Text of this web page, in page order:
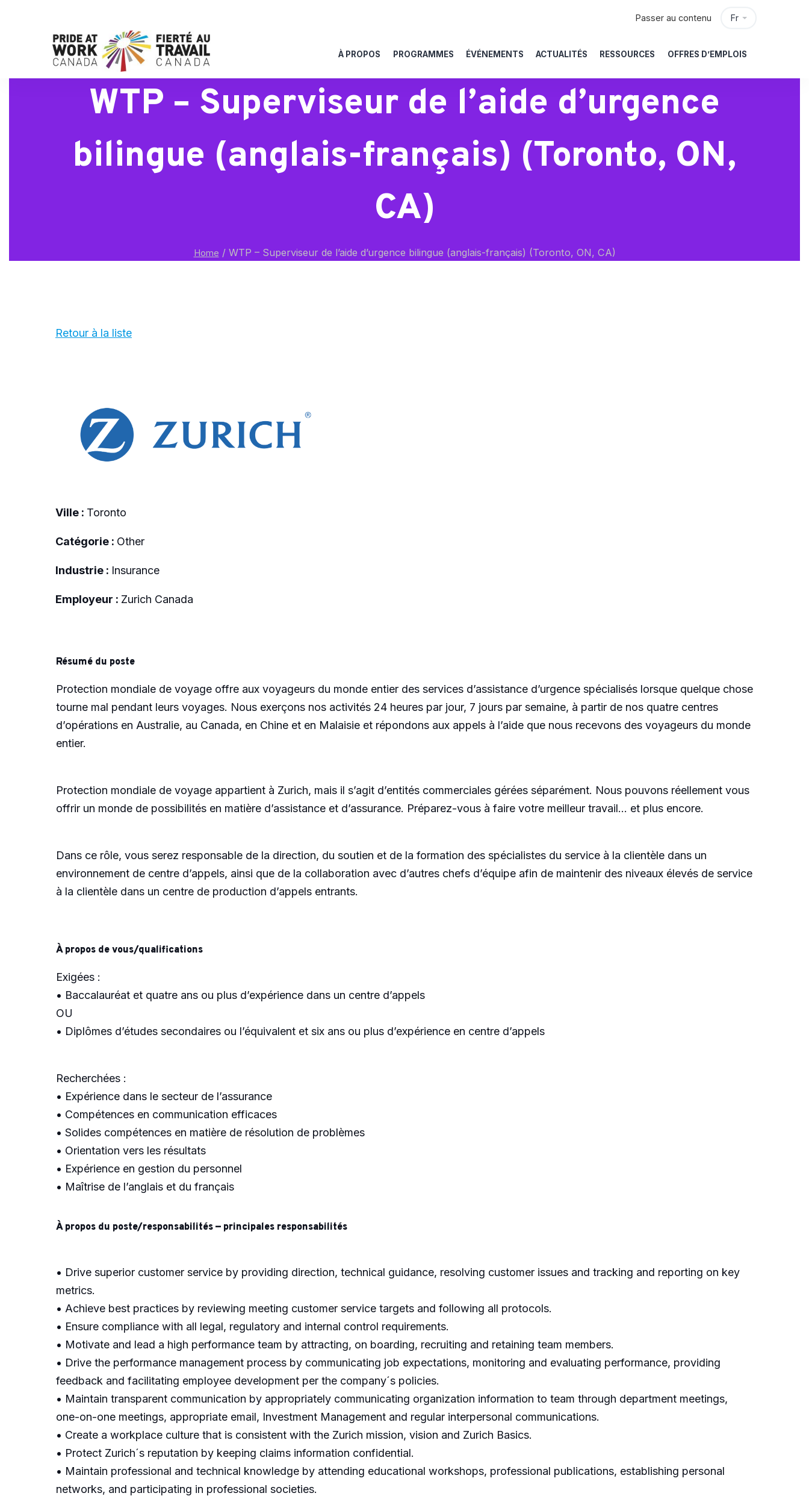
Fr
Passer au contenu
À PROPOS PROGRAMMES ÉVÉNEMENTS ACTUALITÉS RESSOURCES OFFRES D’EMPLOIS
WTP – Superviseur de l’aide d’urgence
bilingue (anglais-français) (Toronto, ON,
CA)
Home /WTP – Superviseur de l’aide d’urgence bilingue (anglais-français) (Toronto, ON, CA)
Retour à la liste
Ville : Toronto
Catégorie : Other
Industrie : Insurance
Employeur : Zurich Canada
Résumé du poste
Protection mondiale de voyage offre aux voyageurs du monde entier des services d’assistance d’urgence spécialisés lorsque quelque chose
tourne mal pendant leurs voyages. Nous exerçons nos activités 24 heures par jour, 7 jours par semaine, à partir de nos quatre centres
d’opérations en Australie, au Canada, en Chine et en Malaisie et répondons aux appels à l’aide que nous recevons des voyageurs du monde
entier.
Protection mondiale de voyage appartient à Zurich, mais il s’agit d’entités commerciales gérées séparément. Nous pouvons réellement vous
offrir un monde de possibilités en matière d’assistance et d’assurance. Préparez-vous à faire votre meilleur travail… et plus encore.
Dans ce rôle, vous serez responsable de la direction, du soutien et de la formation des spécialistes du service à la clientèle dans un
environnement de centre d’appels, ainsi que de la collaboration avec d’autres chefs d’équipe afin de maintenir des niveaux élevés de service
à la clientèle dans un centre de production d’appels entrants.
À propos de vous/qualifications
Exigées :
• Baccalauréat et quatre ans ou plus d’expérience dans un centre d’appels
OU
• Diplômes d’études secondaires ou l’équivalent et six ans ou plus d’expérience en centre d’appels
Recherchées :
• Expérience dans le secteur de l’assurance
• Compétences en communication efficaces
• Solides compétences en matière de résolution de problèmes
• Orientation vers les résultats
• Expérience en gestion du personnel
• Maîtrise de l’anglais et du français
À propos du poste/responsabilités — principales responsabilités
• Drive superior customer service by providing direction, technical guidance, resolving customer issues and tracking and reporting on key
metrics.
• Achieve best practices by reviewing meeting customer service targets and following all protocols.
• Ensure compliance with all legal, regulatory and internal control requirements.
• Motivate and lead a high performance team by attracting, on boarding, recruiting and retaining team members.
• Drive the performance management process by communicating job expectations, monitoring and evaluating performance, providing
feedback and facilitating employee development per the company´s policies.
• Maintain transparent communication by appropriately communicating organization information to team through department meetings,
one-on-one meetings, appropriate email, Investment Management and regular interpersonal communications.
• Create a workplace culture that is consistent with the Zurich mission, vision and Zurich Basics.
• Protect Zurich´s reputation by keeping claims information confidential.
• Maintain professional and technical knowledge by attending educational workshops, professional publications, establishing personal
networks, and participating in professional societies.